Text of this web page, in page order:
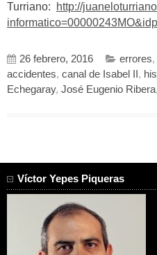
Turriano:
http://
26 febrero, 2016 errores,
accidentes, canal de Isabel II ,
Echegaray, José Eugenio Ribera,
Víctor Yepes Piqueras